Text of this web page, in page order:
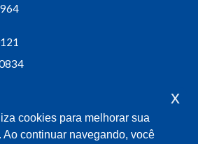
mandato
cookies para melhorar sua
Ao continuar navegando, você
x